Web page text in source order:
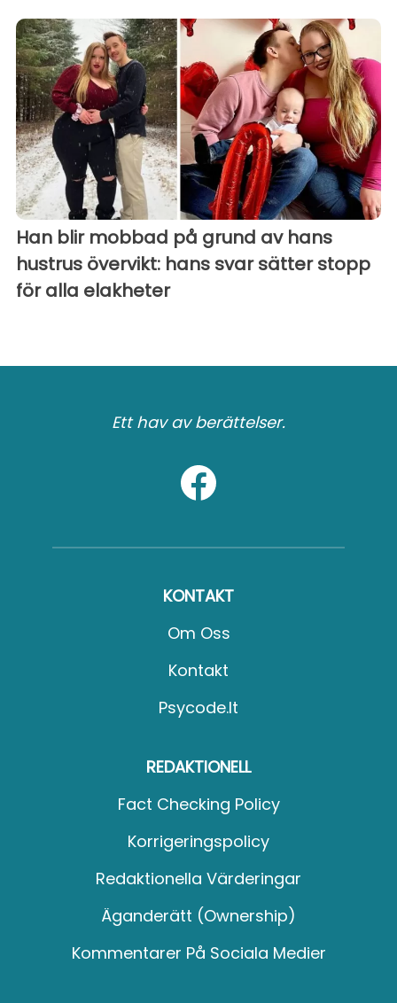
Han blir mobbad på grund av hans
hustrus övervikt: hans svar sätter stopp
för alla elakheter
Ett hav av berättelser.
KONTAKT
Om Oss
Kontakt
Psycode.it
REDAKTIONELL
Fact Checking Policy
Korrigeringspolicy
Redaktionella Värderingar
Äganderätt (Ownership)
Kommentarer På Sociala Medier